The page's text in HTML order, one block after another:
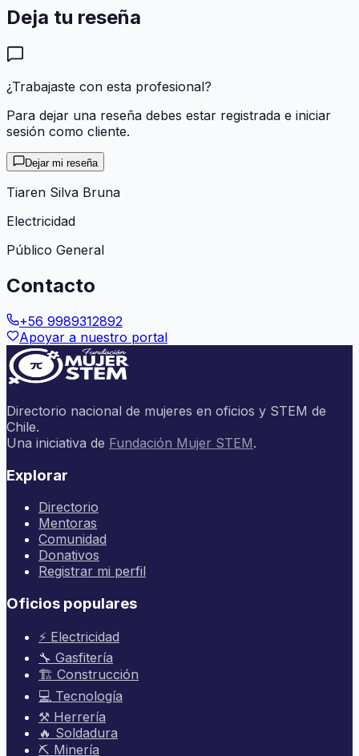
Deja tu reseña
¿Trabajaste con esta profesional?
Para dejar una reseña debes estar registrada e iniciar
sesión como cliente.
Dejar mi reseña
Tiaren Silva Bruna
Electricidad
Público General
Contacto
+56 9989312892
Apoyar a nuestro portal
Directorio nacional de mujeres en oficios y STEM de
Chile.
Una iniciativa de Fundación Mujer STEM.
Explorar
Directorio
Mentoras
Comunidad
Donativos
Registrar mi perfil
Oficios populares
⚡ Electricidad
🔧 Gasfitería
🏗️ Construcción
💻 Tecnología
⚒️ Herrería
🔥 Soldadura
⛏️ Minería